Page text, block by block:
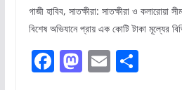
গাজী হাবিব, সাতক্ষীরা: সাতক্ষীরা ও কলারোয়া
বিশেষ অভিযানে প্রায় এক কোটি টাকা মূল্যের
F M E S